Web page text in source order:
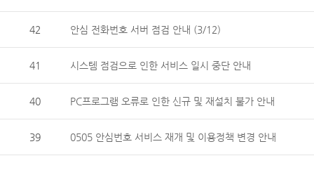
42 안심 전화번호 서버 점검 안내 (3/12)
41 시스템 점검으로 인한 서비스 일시 중단 안내
40 PC프로그램 오류로 인한 신규 및 재설치 불가 안내
39 0505 안심번호 서비스 재개 및 이용정책 변경 안내